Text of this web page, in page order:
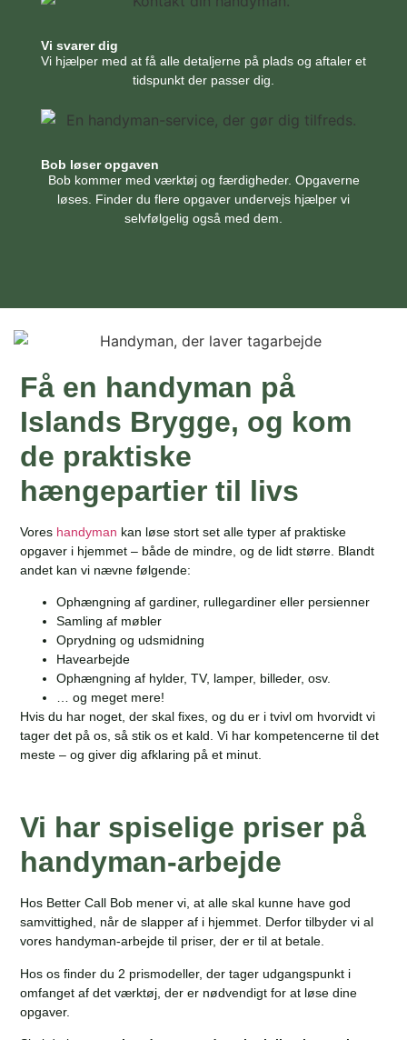
Vi svarer dig
Vi hjælper med at få alle detaljerne på plads og aftaler et
tidspunkt der passer dig.
Bob løser opgaven
Bob kommer med værktøj og færdigheder. Opgaverne
løses. Finder du flere opgaver undervejs hjælper vi
selvfølgelig også med dem.
Få en handyman på
Islands Brygge, og kom
de praktiske
hængepartier til livs
Vores handyman kan løse stort set alle typer af praktiske
opgaver i hjemmet – både de mindre, og de lidt større. Blandt
andet kan vi nævne følgende:
Ophængning af gardiner, rullegardiner eller persienner
Samling af møbler
Oprydning og udsmidning
Havearbejde
Ophængning af hylder, TV, lamper, billeder, osv.
… og meget mere!
Hvis du har noget, der skal fixes, og du er i tvivl om hvorvidt vi
tager det på os, så stik os et kald. Vi har kompetencerne til det
meste – og giver dig afklaring på et minut.
Vi har spiselige priser på
handyman-arbejde
Hos Better Call Bob mener vi, at alle skal kunne have god
samvittighed, når de slapper af i hjemmet. Derfor tilbyder vi al
vores handyman-arbejde til priser, der er til at betale.
Hos os finder du 2 prismodeller, der tager udgangspunkt i
omfanget af det værktøj, der er nødvendigt for at løse dine
opgaver.